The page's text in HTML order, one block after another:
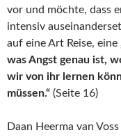
vor und möchte, dass
intensiv
auf eine Art Reise, eine
was Angst genau ist,
wir von ihr lernen
müssen.“ (Seite 16)
Daan Heerma van